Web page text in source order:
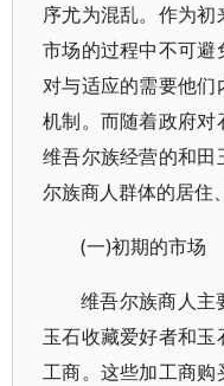
序尤为混乱。作为
市场的过程中不可
对与适应的需要他
机制。而随着政府对
维吾尔族经营的和
尔族商人群体的居住
(一)初期的市场
维吾尔族商人主
玉石收藏爱好者和
工商。这些加工商